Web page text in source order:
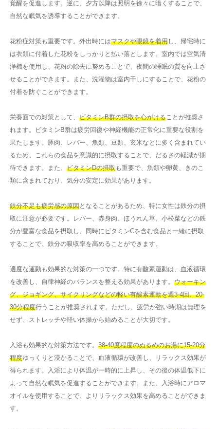
覚醒を促進します。逆に、夕方以降は照明を徐々に暗くすることで、
自然な眠気を誘導することができます。
花粉症対策も重要です。外出時にはマスクや眼鏡を着用し、帰宅時に
は衣類に付着した花粉をしっかりと払い落とします。室内では空気清
浄機を使用し、花粉の除去に努めることで、夜間の睡眠の質を向上さ
せることができます。また、洗濯物は室内干しにすることで、花粉の
付着を防ぐことができます。
栄養面での対策として、 ビタミンB群の摂取を心がける ことが推奨さ
れます。ビタミンB群は疲労回復や神経機能の正常化に重要な役割を
果たします。豚肉、レバー、魚類、豆類、玄米などに多く含まれてい
るため、これらの食品を意識的に摂取することで、だるさの軽減が期
待できます。また、 ビタミンDの摂取も重要で、魚類や卵黄、きのこ
類に含まれており、気分の安定に効果があります。
鉄分不足も疲労感の原因となることがあるため、特に女性は鉄分の摂
取に注意が必要です。レバー、赤身肉、ほうれん草、小松菜などの鉄
分が豊富な食品を摂取し、同時にビタミンCを含む食品と一緒に摂取
することで、鉄分の吸収率を高めることができます。
適度な運動も効果的な対策の一つです。特に有酸素運動は、血液循環
を改善し、自律神経のバランスを整える効果があります。 ウォーキン
グ、ジョギング、サイクリングなどの軽い有酸素運動を週3-4回、20-
30分程度行うことが推奨されます。ただし、疲労が強い時期は無理を
せず、ストレッチや軽い体操から始めることが大切です。
入浴も効果的な対策方法です。 38-40度程度のぬるめのお湯に15-20分
程度ゆっくりと浸かることで、血液循環が改善し、リラックス効果が
得られます。入浴により体温が一時的に上昇し、その後の体温低下に
よって自然な眠気を促進することができます。また、入浴時にアロマ
オイルを使用することで、よりリラックス効果を高めることができま
す。